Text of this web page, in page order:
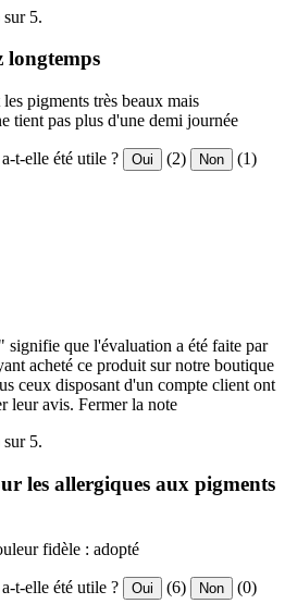
5.
longtemps
pigments très beaux mais
tient pas plus d'une demi journée
t-elle été utile ? Oui (2) Non (1)
que l'évaluation a été faite par
acheté ce produit sur notre boutique
ceux disposant d'un compte client ont
leur avis. Fermer la note
5.
les allergiques aux pigments
fidèle : adopté
t-elle été utile ? Oui (6) Non (0)